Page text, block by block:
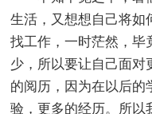
生活，又想想自己将如
找工作，一时茫然，毕
少，所以要让自己面对
的阅历，因为在以后的
验，更多的经历。所以